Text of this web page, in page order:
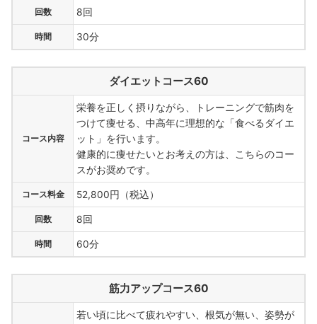
回数 8回
時間 30分
ダイエットコース60
コース内容
栄養を正しく摂りながら、トレーニングで筋肉を
つけて痩せる、中高年に理想的な「食べるダイエ
ット」を行います。
健康的に痩せたいとお考えの方は、こちらのコー
スがお奨めです。
コース料金 52,800円（税込）
回数 8回
時間 60分
筋力アップコース60
若い頃に比べて疲れやすい、根気が無い、姿勢が